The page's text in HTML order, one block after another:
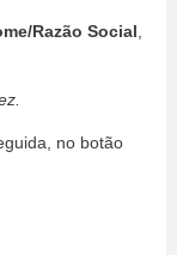
Razão Social
no botão